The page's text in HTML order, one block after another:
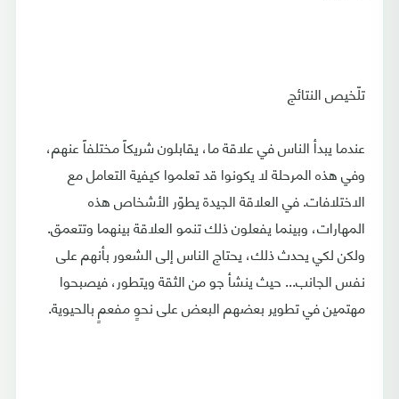
تلّخيص النتائج
عندما يبدأ الناس في علاقة ما، يقابلون شريكاً مختلفاً عنهم،
وفي هذه المرحلة لا يكونوا قد تعلموا كيفية التعامل مع
الاختلافات. في العلاقة الجيدة يطوّر الأشخاص هذه
المهارات، وبينما يفعلون ذلك تنمو العلاقة بينهما وتتعمق.
ولكن لكي يحدث ذلك، يحتاج الناس إلى الشعور بأنهم على
نفس الجانب... حيث ينشأ جو من الثقة ويتطور، فيصبحوا
مهتمين في تطوير بعضهم البعض على نحوٍ مفعمٍ بالحيوية.